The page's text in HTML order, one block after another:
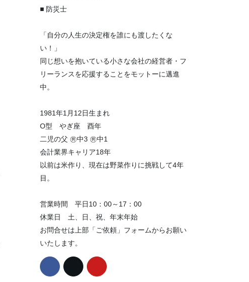
■ 防災士
「自分の人生の決定権を誰にも渡したくな
い！」
同じ想いを抱いている小さな会社の経営者・フ
リーランスを応援することをモットーに邁進
中。
1981年1月12日生まれ
O型 やぎ座 酉年
二児の父 ㊚中3 ㊚中1
会計業界キャリア18年
以前は米作り、現在は野菜作りに挑戦して4年
目。
営業時間 平日10：00～17：00
休業日 土、日、祝、年末年始
お問合せは上部「ご依頼」フォームからお願い
いたします。